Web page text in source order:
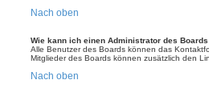
Nach oben
Wie kann ich einen Administrator des
Alle Benutzer des Boards können das
Mitglieder des Boards können zusätzlich den
Nach oben